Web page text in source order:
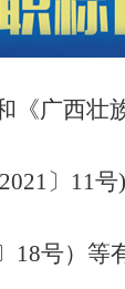
《广西
〕11
18号）